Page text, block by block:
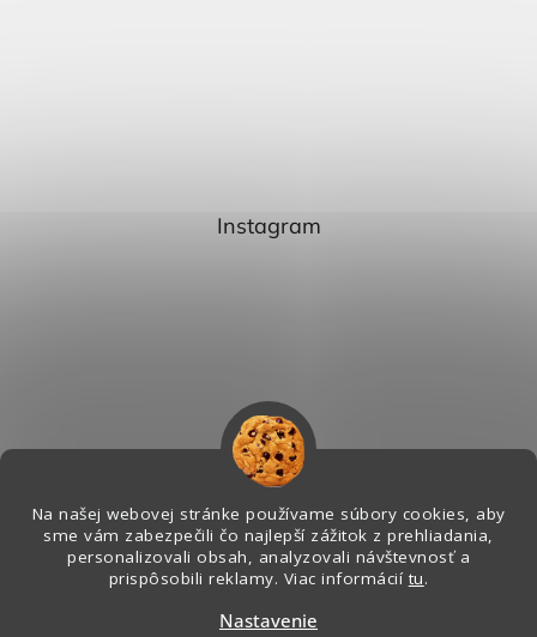
Na našej webovej stránke používame súbory cookies, aby
sme vám zabezpečili čo najlepší zážitok z prehliadania,
personalizovali obsah, analyzovali návštevnosť a
prispôsobili reklamy. Viac informácií tu.
Nastavenie
Instagram
Sledovať na Instagrame